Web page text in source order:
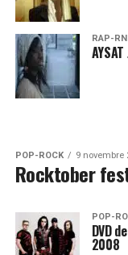
RAP-
POP-ROCK 9 novembre
Rocktober
POP-
DVD
2008